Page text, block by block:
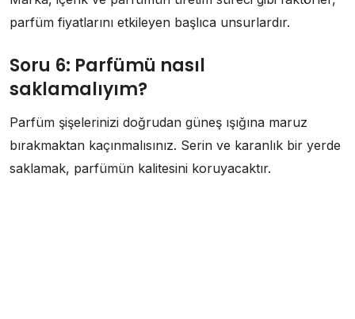
parfüm fiyatlarını etkileyen başlıca unsurlardır.
Soru 6: Parfümü nasıl
saklamalıyım?
Parfüm şişelerinizi doğrudan güneş ışığına maruz
bırakmaktan kaçınmalısınız. Serin ve karanlık bir yerde
saklamak, parfümün kalitesini koruyacaktır.